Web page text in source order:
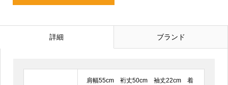
詳細 ブランド
肩幅55cm 裄丈50cm 袖丈22cm 着